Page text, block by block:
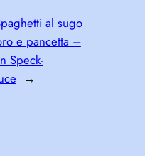
al sugo
e pancetta –
Speck-
→